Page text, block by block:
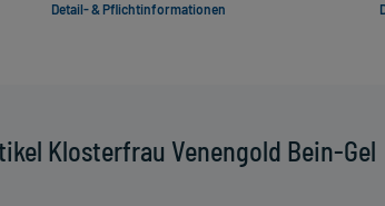
Klosterfrau Venengold Bein-Gel
Detail- & Pflichtinformationen